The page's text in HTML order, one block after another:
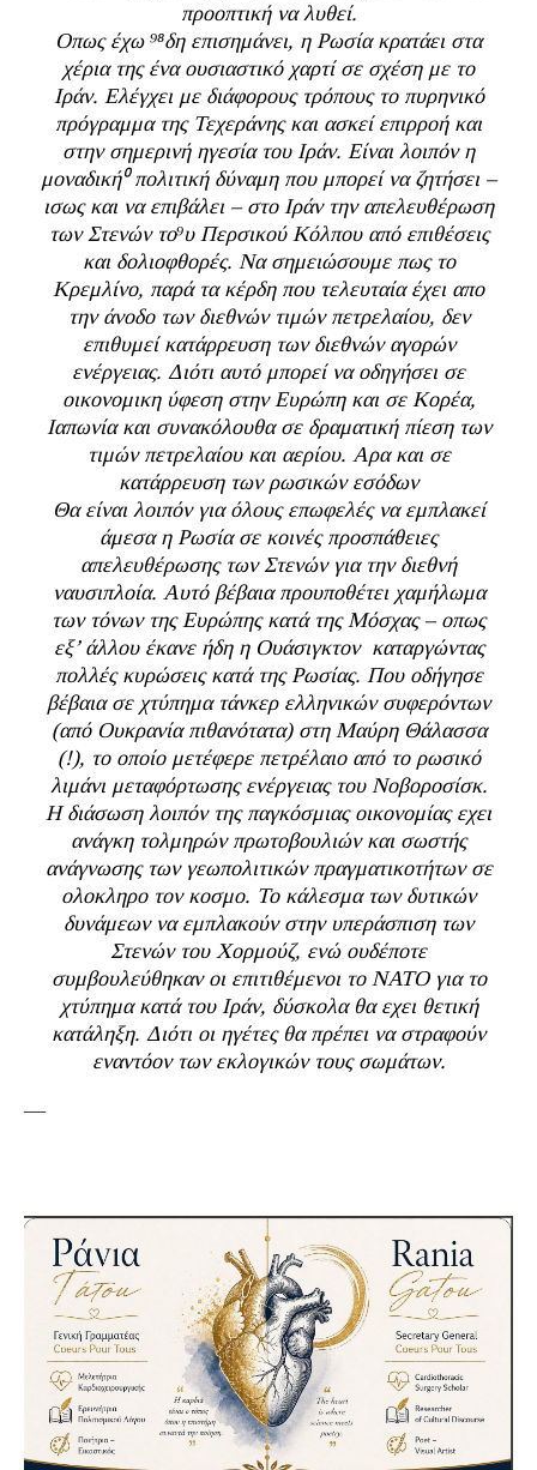
προοπτική να λυθεί.
Οπως έχω ⁹⁸δη επισημάνει, η Ρωσία κρατάει στα
χέρια της ένα ουσιαστικό χαρτί σε σχέση με το
Ιράν. Ελέγχει με διάφορους τρόπους το πυρηνικό
πρόγραμμα της Τεχεράνης και ασκεί επιρροή και
στην σημερινή ηγεσία του Ιράν. Είναι λοιπόν η
μοναδική⁰ πολιτική δύναμη που μπορεί να ζητήσει –
ισως και να επιβάλει – στο Ιράν την απελευθέρωση
των Στενών το⁹υ Περσικού Κόλπου από επιθέσεις
και δολιοφθορές. Να σημειώσουμε πως το
Κρεμλίνο, παρά τα κέρδη που τελευταία έχει απο
την άνοδο των διεθνών τιμών πετρελαίου, δεν
επιθυμεί κατάρρευση των διεθνών αγορών
ενέργειας. Διότι αυτό μπορεί να οδηγήσει σε
οικονομικη ύφεση στην Ευρώπη και σε Κορέα,
Ιαπωνία και συνακόλουθα σε δραματική πίεση των
τιμών πετρελαίου και αερίου. Αρα και σε
κατάρρευση των ρωσικών εσόδων
Θα είναι λοιπόν για όλους επωφελές να εμπλακεί
άμεσα η Ρωσία σε κοινές προσπάθειες
απελευθέρωσης των Στενών για την διεθνή
ναυσιπλοία. Αυτό βέβαια προυποθέτει χαμήλωμα
των τόνων της Ευρώπης κατά της Μόσχας – οπως
εξ’ άλλου έκανε ήδη η Ουάσιγκτον καταργώντας
πολλές κυρώσεις κατά της Ρωσίας. Που οδήγησε
βέβαια σε χτύπημα τάνκερ ελληνικών συφερόντων
(από Ουκρανία πιθανότατα) στη Μαύρη Θάλασσα
(!), το οποίο μετέφερε πετρέλαιο από το ρωσικό
λιμάνι μεταφόρτωσης ενέργειας του Νοβοροσίσκ.
Η διάσωση λοιπόν της παγκόσμιας οικονομίας εχει
ανάγκη τολμηρών πρωτοβουλιών και σωστής
ανάγνωσης των γεωπολιτικών πραγματικοτήτων σε
ολοκληρο τον κοσμο. Το κάλεσμα των δυτικών
δυνάμεων να εμπλακούν στην υπεράσπιση των
Στενών του Χορμούζ, ενώ ουδέποτε
συμβουλεύθηκαν οι επιτιθέμενοι το ΝΑΤΟ για το
χτύπημα κατά του Ιράν, δύσκολα θα εχει θετική
κατάληξη. Διότι οι ηγέτες θα πρέπει να στραφούν
εναντόον των εκλογικών τους σωμάτων.
—